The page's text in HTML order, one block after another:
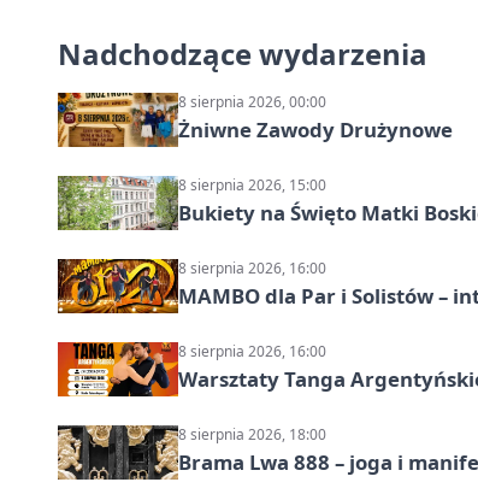
Nadchodzące wydarzenia
8 sierpnia 2026, 00:00
Żniwne Zawody Drużynowe
8 sierpnia 2026, 15:00
Bukiety na Święto Matki
8 sierpnia 2026, 16:00
MAMBO dla Par i Solistów –
8 sierpnia 2026, 16:00
Warsztaty Tanga
8 sierpnia 2026, 18:00
Brama Lwa 888 – joga i